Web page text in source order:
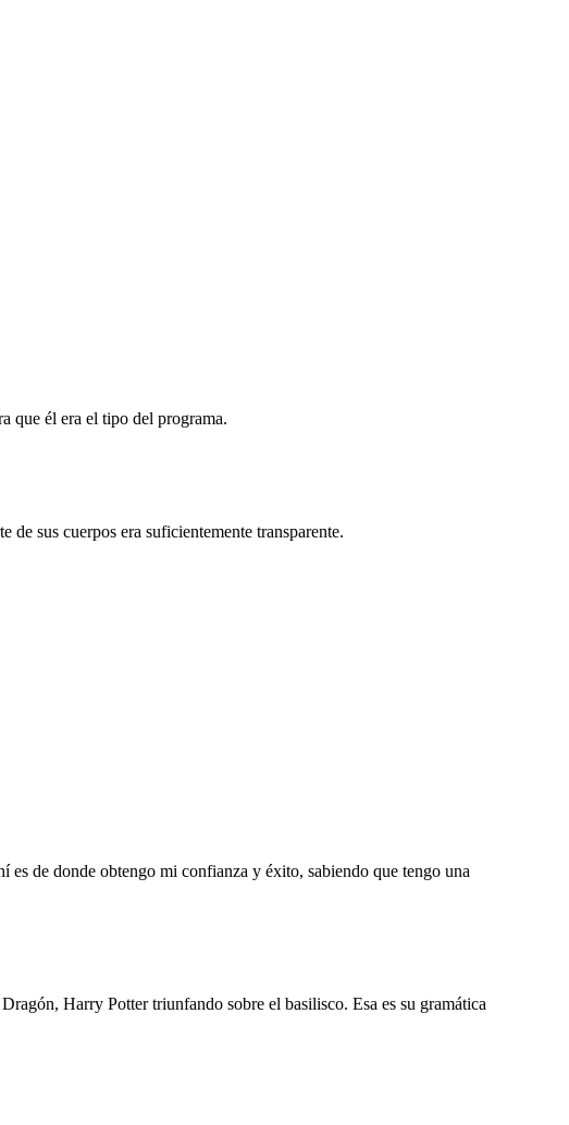
que él era el tipo del programa.
sus cuerpos era suficientemente transparente.
es de donde obtengo mi confianza y éxito, sabiendo que tengo una
Harry Potter triunfando sobre el basilisco. Esa es su gramática